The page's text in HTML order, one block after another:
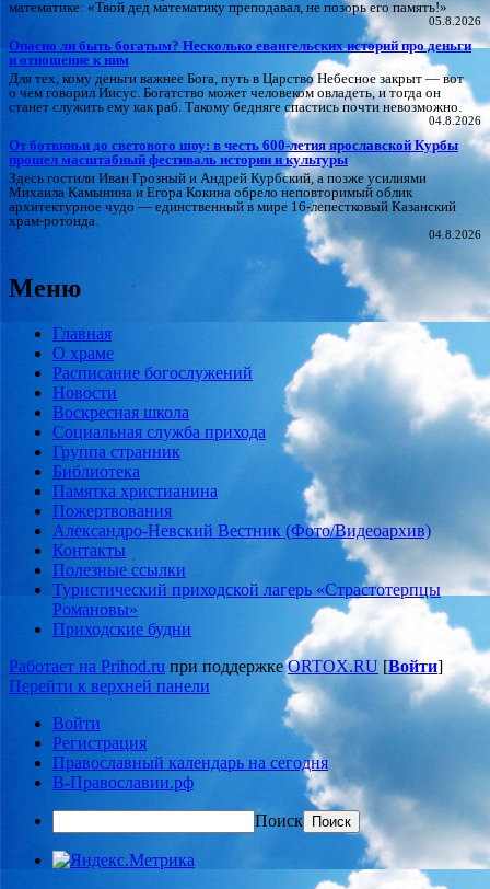
математике: «Твой дед математику преподавал, не позорь его память!»
05.8.2026
Опасно ли быть богатым? Несколько евангельских историй про деньги
и отношение к ним
Для тех, кому деньги важнее Бога, путь в Царство Небесное закрыт — вот
о чем говорил Иисус. Богатство может человеком овладеть, и тогда он
станет служить ему как раб. Такому бедняге спастись почти невозможно.
04.8.2026
От ботвиньи до светового шоу: в честь 600‑летия ярославской Курбы
прошел масштабный фестиваль истории и культуры
Здесь гостили Иван Грозный и Андрей Курбский, а позже усилиями
Михаила Камынина и Егора Кокина обрело неповторимый облик
архитектурное чудо — единственный в мире 16‑лепестковый Казанский
храм‑ротонда.
04.8.2026
Меню
Главная
О храме
Расписание богослужений
Новости
Воскресная школа
Социальная служба прихода
Группа странник
Библиотека
Памятка христианина
Пожертвования
Александро-Невский Вестник (Фото/Видеоархив)
Контакты
Полезные ссылки
Туристический приходской лагерь «Страстотерпцы
Романовы»
Приходские будни
Работает на Prihod.ru при поддержкеORTOX.RU [Войти]
Перейти к верхней панели
Войти
Регистрация
Православный календарь на сегодня
В-Православии.рф
Поиск